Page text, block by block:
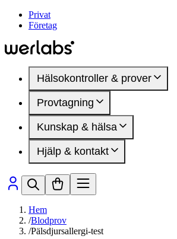
Privat
Företag
Hälsokontroller & prover
Hälsokontroller
Kvinnohälsa
Manlig hälsa
DEXA-undersökning
Mindre blodprov
Hälsomarkörer
Medlemskap
Presentkort
Provtagning
Provtagningsställen
Inför provtagning
Kunskap & hälsa
Artiklar
Hälsoområden
Sjukdomar & besvär
Hälsomarkörer
Hjälp & kontakt
Så fungerar det
Vanliga frågor
Hem
/Blodprov
/Pälsdjursallergi-test